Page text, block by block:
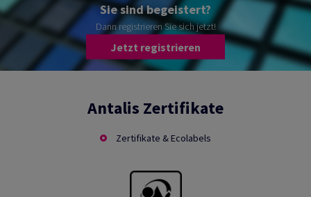
Sie sind begeistert?
Dann registrieren Sie sich jetzt!
Jetzt registrieren
Antalis Zertifikate
Zertifikate & Ecolabels